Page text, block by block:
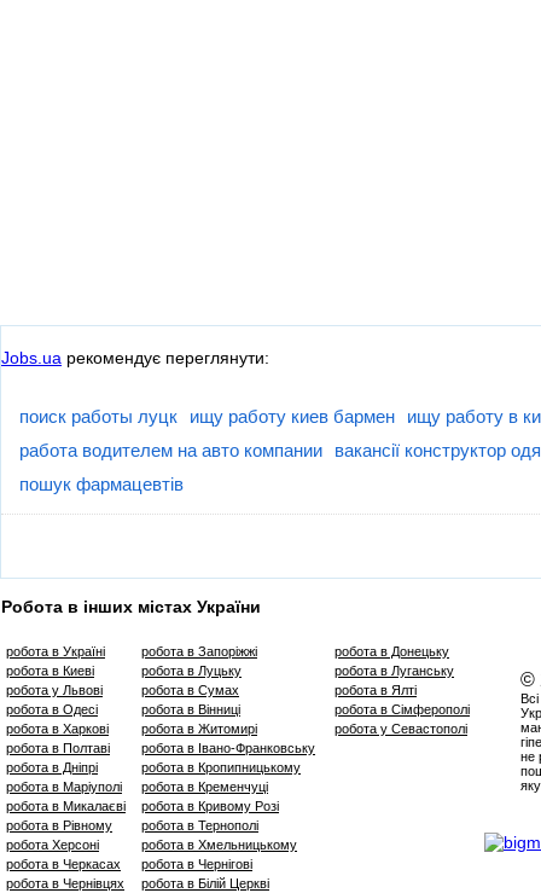
Jobs.ua рекомендує переглянути:
поиск работы луцк ищу работу киев бармен
ищу работу в
работа водителем на авто компании
вакансії конструктор
пошук фармацевтів
Робота в інших містах України
робота в Україні
робота в Киеві
робота у Львові
робота в Одесі
робота в Харкові
робота в Полтаві
робота в Дніпрі
робота в Маріуполі
робота в Микалаєві
робота в Рівному
робота Херсоні
робота в Черкасах
робота в Чернівцях
робота в Запоріжжі
робота в Луцьку
робота в Сумах
робота в Вінниці
робота в Житомирі
робота в Івано-Франковську
робота в Кропипницькому
робота в Кременчуці
робота в Кривому Розі
робота в Тернополі
робота в Хмельницькому
робота в Чернігові
робота в Білій Церкві
робота в Донецьку
робота в Луганську
робота в Ялті
робота в Сімферополі
робота у Севастополі
©
не